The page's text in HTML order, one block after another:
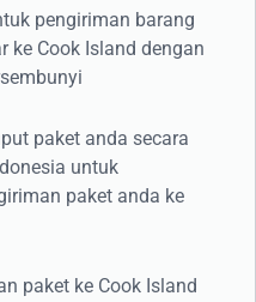
canggih yang memungkinkan
secara real-time. Dengan
terkini mengenai posisi
ke Cook Island.
Island dengan
membutuhkan penanganan
khusus untuk cara kirim
dan terjamin:
pengiriman barang
ke Cook Island dengan
paket anda secara
untuk
paket anda ke
paket ke Cook Island